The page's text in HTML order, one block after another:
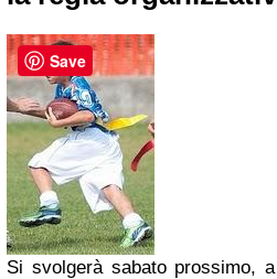
Si svolgerà sabato prossimo,
Save